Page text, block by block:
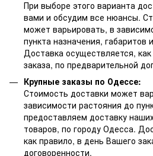
При выборе этого варианта
вами и обсудим все нюансы.
может варьировать, в
пункта назначения, габаритов
Доставка осуществляется,
заказа, по предварительной
Крупные заказы по Одессе:
Стоимость доставки может
зависимости растояния до
предоставляем доставку
товаров, по городу Одесса.
как правило, в день Вашего
договоренности.